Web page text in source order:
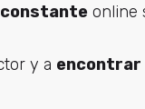
online
y a encontrar